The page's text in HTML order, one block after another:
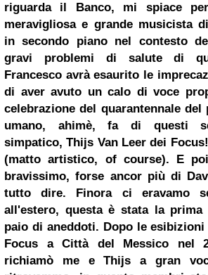
riguarda il Banco, mi spiace
meravigliosa e grande musicista
in secondo piano nel contesto
gravi problemi di salute di
Francesco avrà esaurito le
di aver avuto un calo di voce
celebrazione del quarantennale
umano, ahimè, fa di questi
simpatico, Thijs Van Leer dei
(matto artistico, of course). E
bravissimo, forse ancor più di
tutto dire. Finora ci eravamo
all'estero, questa è stata la
paio di aneddoti. Dopo le
Focus a Città del Messico nel
richiamò me e Thijs a gran